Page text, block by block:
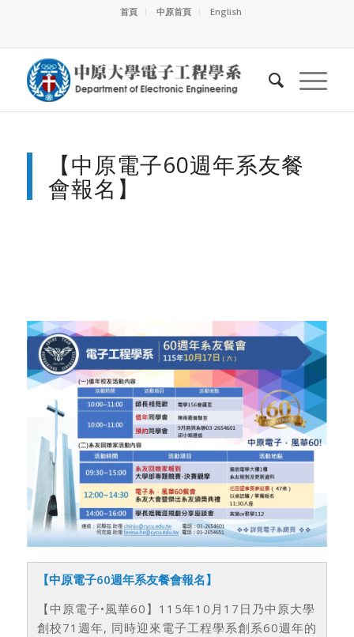
首頁 中原首頁 English
【中原電子60週年系友餐
會報名】
【中原電子60週年系友餐會報名】
【中原電子•風華60】115年10月17日乃中原大學
創校71週年, 同時迎來電子工程學系創系60週年的